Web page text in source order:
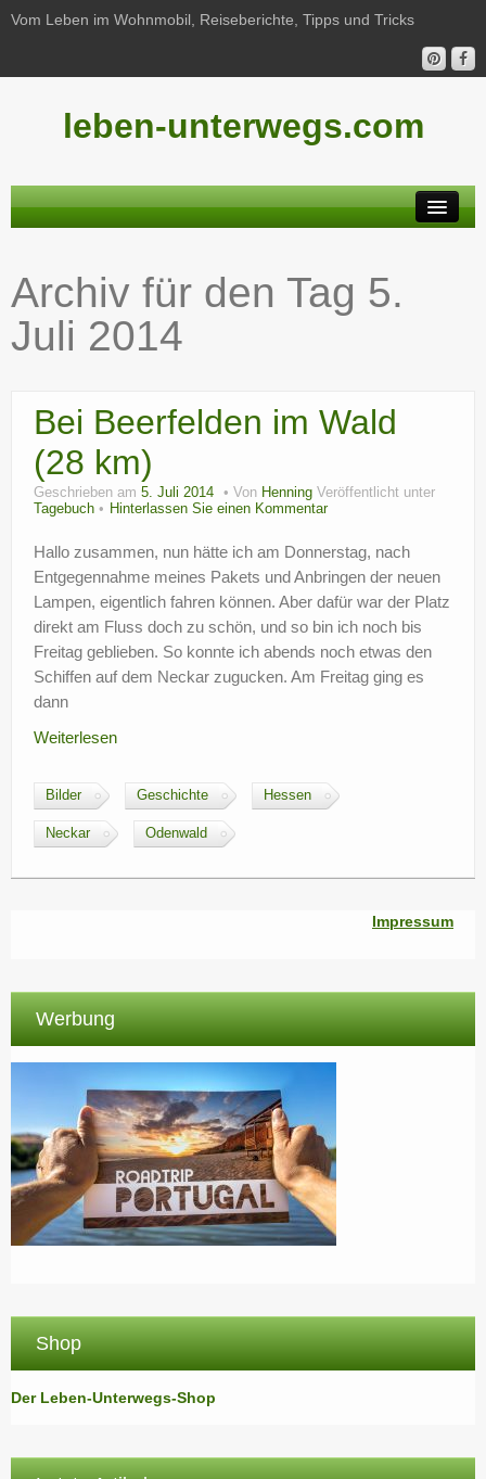
Vom Leben im Wohnmobil, Reiseberichte, Tipps und Tricks
leben-unterwegs.com
Reiseberichte
Unterwegs
Freizeit
Wohnmobil-Technik
?
Archiv für den Tag 5.
Juli 2014
Bei Beerfelden im Wald
(28 km)
Geschrieben am 5. Juli 2014 Von Henning Veröffentlicht unter
Tagebuch
Hinterlassen Sie einen Kommentar
Hallo zusammen, nun hätte ich am Donnerstag, nach
Entgegennahme meines Pakets und Anbringen der neuen
Lampen, eigentlich fahren können. Aber dafür war der Platz
direkt am Fluss doch zu schön, und so bin ich noch bis
Freitag geblieben. So konnte ich abends noch etwas den
Schiffen auf dem Neckar zugucken. Am Freitag ging es
dann
Weiterlesen
Bilder Geschichte Hessen
Neckar Odenwald
Impressum
Werbung
Shop
Der Leben-Unterwegs-Shop